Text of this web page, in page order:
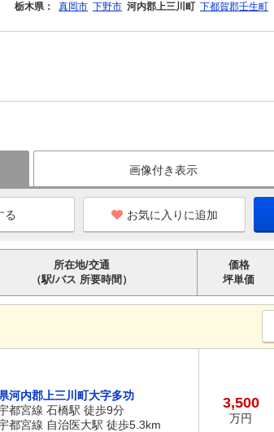
栃木県：
真岡市 下野市 河内郡上三川町 下都賀郡壬生町
画像付き表示
お気に入りに追加
所在地/交通
（駅/バス 所要時間）
価格
坪単価
河内郡上三川町大字多功
宇都宮線 石橋駅 徒歩9分
宇都宮線 自治医大駅 徒歩5.3km
3,500
万円